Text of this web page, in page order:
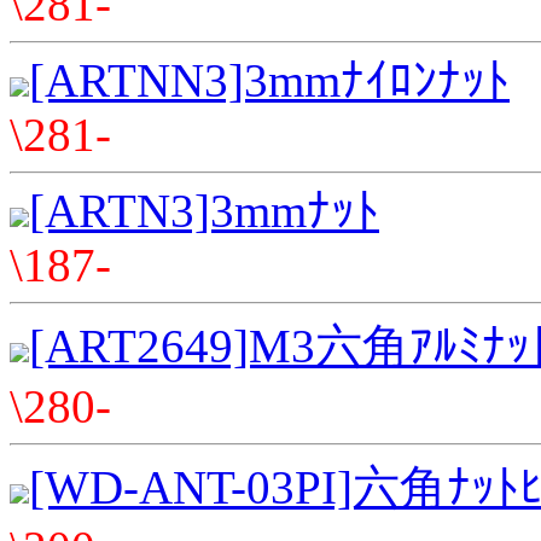
[ARTNN3]3mmﾅｲﾛﾝﾅｯﾄ
\281-
[ARTN3]3mmﾅｯﾄ
\187-
[ART2649]M3六角ｱﾙﾐ
\280-
[WD-ANT-03PI]六角ﾅｯﾄ